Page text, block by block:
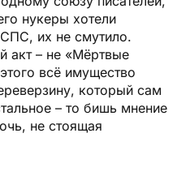
нукеры хотели
их не смутило.
акт – не «Мёртвые
всё имущество
который сам
– то бишь мнение
не стоящая